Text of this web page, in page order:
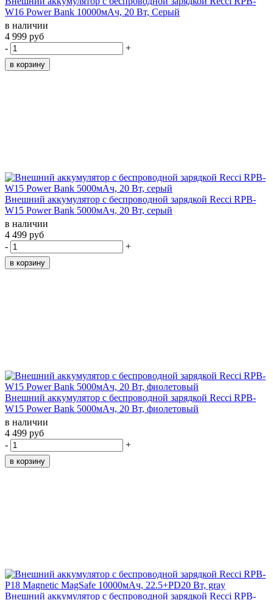
W16 Power Bank 10000мАч, 20 Вт, Серый
в наличии
4 999 руб
-
+
Внешний аккумулятор с беспроводной зарядкой Recci RPB-
W15 Power Bank 5000мАч, 20 Вт, серый
в наличии
4 499 руб
-
+
Внешний аккумулятор с беспроводной зарядкой Recci RPB-
W15 Power Bank 5000мАч, 20 Вт, фиолетовый
в наличии
4 499 руб
-
+
Внешний аккумулятор с беспроводной зарядкой Recci RPB-